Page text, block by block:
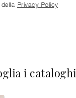
i cataloghi
Privacy Policy